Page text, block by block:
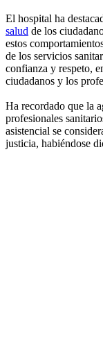
El hospital ha
salud de los
estos
de los servicios
confianza y respeto,
ciudadanos y los
Ha recordado que la
profesionales
asistencial se
justicia, habiéndose